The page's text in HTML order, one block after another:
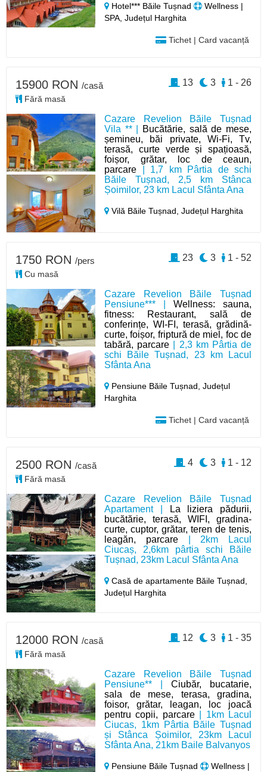
Hotel*** Băile Tușnad
Wellness |
SPA, Județul Harghita
Tichet | Card vacanță
Cazare Revelion Băile Tușnad
Vila ** |
Bucătărie, sală de mese,
șemineu, băi private, Wi-Fi, Tv,
terasă, curte verde și spațioasă,
foișor, grătar, loc de ceaun,
parcare | 1,7 km Pârtia de schi
Băile Tușnad, 2,5 km Stânca
Șoimilor, 23 km Lacul Sfânta Ana
Vilă Băile Tușnad,Județul Harghita
15900 RON /casă
Fără masă
1 - 26
3
13
Cazare Revelion Băile Tușnad
Pensiune*** |Wellness: sauna,
fitness: Restaurant, sală de
conferințe, WI-FI, terasă, grădină-
curte, foișor, friptură de miel, foc de
tabără, parcare | 2,3 km Pârtia de
schi Băile Tușnad, 23 km Lacul
Sfânta Ana
Pensiune Băile Tușnad,Județul
Harghita
Tichet | Card vacanță
1750 RON /pers
Cu masă
1 - 52
3
23
Cazare Revelion Băile Tușnad
Apartament |
La liziera pădurii,
bucătărie, terasă, WIFI, gradina-
curte, cuptor, grătar, teren de tenis,
leagăn, parcare| 2km Lacul
Ciucaș, 2,6km pârtia schi Băile
Tușnad, 23km Lacul Sfânta Ana
Casă de apartamente Băile Tușnad,
Județul Harghita
2500 RON /casă
Fără masă
1 - 12
3
4
Cazare Revelion Băile Tușnad
Pensiune** |Ciubăr, bucatarie,
sala de mese, terasa, gradina,
foisor, grătar, leagan, loc joacă
pentru copii, parcare| 1km Lacul
Ciucas, 1km Pârtia Băile Tușnad
și Stânca Șoimilor, 23km Lacul
Sfânta Ana, 21km Baile Balvanyos
Pensiune Băile Tușnad
Wellness |
12000 RON /casă
Fără masă
1 - 35
3
12